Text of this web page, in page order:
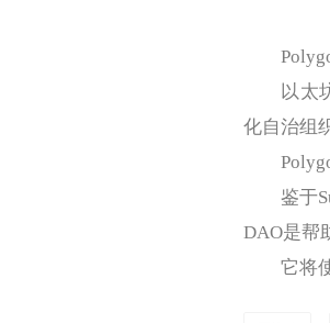
Polygon
以太坊
化自治组
Polygon
鉴于
DAO是帮
它将使